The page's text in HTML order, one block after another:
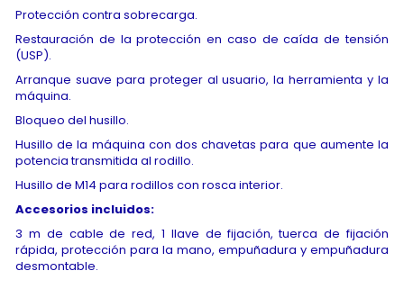
Protección contra sobrecarga.
Restauración de la protección en caso de caída de tensión
(USP).
Arranque suave para proteger al usuario, la herramienta y la
máquina.
Bloqueo del husillo.
Husillo de la máquina con dos chavetas para que aumente la
potencia transmitida al rodillo.
Husillo de M14 para rodillos con rosca interior.
Accesorios incluidos:
3 m de cable de red, 1 llave de fijación, tuerca de fijación
rápida, protección para la mano, empuñadura y empuñadura
desmontable.